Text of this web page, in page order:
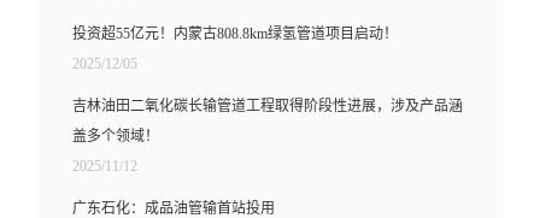
投资超55亿元！内蒙古808.8km绿氢管道项目启动！
2025/12/05
吉林油田二氧化碳长输管道工程取得阶段性进展，涉及产品涵
盖多个领域！
2025/11/12
广东石化：成品油管输首站投用